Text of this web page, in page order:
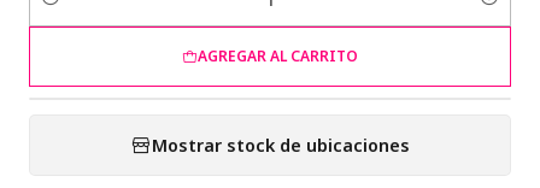
Cantidad
AGREGAR AL CARRITO
Mostrar stock de ubicaciones